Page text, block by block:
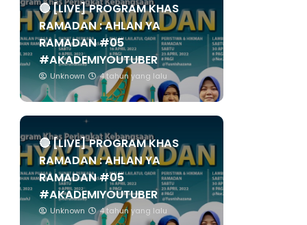
🔴 [LIVE] PROGRAM KHAS
RAMADAN : AHLAN YA
RAMADAN #05
#AKADEMIYOUTUBER
Unknown 4 tahun yang lalu
🔴 [LIVE] PROGRAM KHAS
RAMADAN : AHLAN YA
RAMADAN #05
#AKADEMIYOUTUBER
Unknown 4 tahun yang lalu